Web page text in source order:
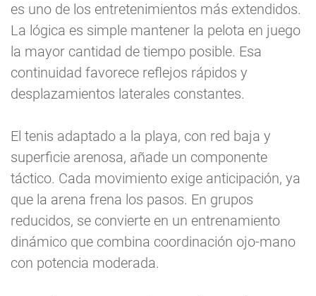
es uno de los entretenimientos más extendidos.
La lógica es simple mantener la pelota en juego
la mayor cantidad de tiempo posible. Esa
continuidad favorece reflejos rápidos y
desplazamientos laterales constantes.
El tenis adaptado a la playa, con red baja y
superficie arenosa, añade un componente
táctico. Cada movimiento exige anticipación, ya
que la arena frena los pasos. En grupos
reducidos, se convierte en un entrenamiento
dinámico que combina coordinación ojo-mano
con potencia moderada.